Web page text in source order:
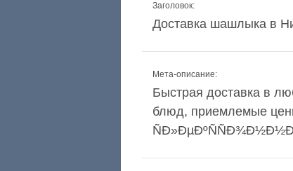
Заголовок:
Доставка шашлыка в
Мета-описание:
Быстрая доставка в
блюд, приемлемые